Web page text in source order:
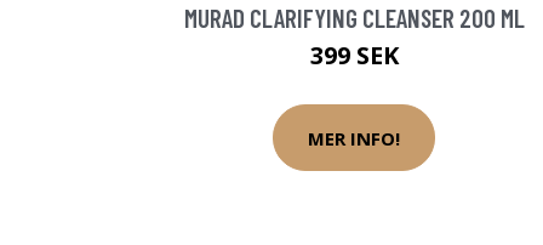
MURAD CLARIFYING CLEANSER 200 ML
399 SEK
MER INFO!